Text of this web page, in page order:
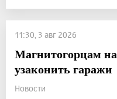
11:30, 3 авг 2026
Магнитогорцам
узаконить гаражи
Новости